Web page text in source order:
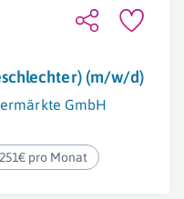
(m/w/d)
GmbH
pro Monat